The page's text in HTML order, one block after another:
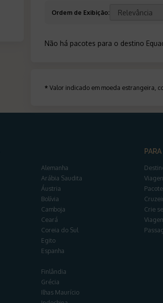
Ordem de Exibição:
Não há pacotes para o destino
* Valor indicado em moeda estrangeira,
Alemanha
Arábia Saudita
Áustria
Bolívia
Camboja
Ceará
Coreia do Sul
Egito
Espanha
Finlândia
Grécia
Ilhas Maurício
Crie